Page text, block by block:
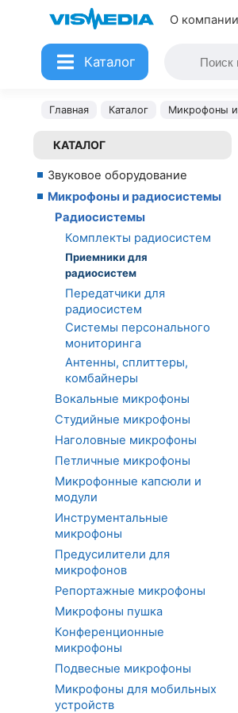
О компании
Каталог
Главная Каталог Микрофоны
КАТАЛОГ
Звуковое оборудование
Микрофоны и радиосистемы
Радиосистемы
Комплекты радиосистем
Приемники для
радиосистем
Передатчики для
радиосистем
Системы персонального
мониторинга
Антенны, сплиттеры,
комбайнеры
Вокальные микрофоны
Студийные микрофоны
Наголовные микрофоны
Петличные микрофоны
Микрофонные капсюли и
модули
Инструментальные
микрофоны
Предусилители для
микрофонов
Репортажные микрофоны
Микрофоны пушка
Конференционные
микрофоны
Подвесные микрофоны
Микрофоны для мобильных
устройств